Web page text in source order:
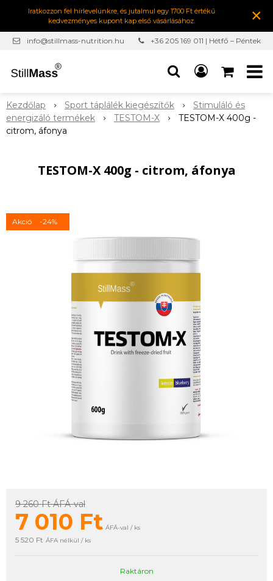
Iratkozzon fel hírlevelünkre, és jutalmul egy 1700 Ft értékű
kedvezményes kupont kap első vásárlásához.
×
info@stillmass-nutrition.hu
+36 205 169 011 | Hétfő – Péntek
Kezdőlap Sport táplálék kiegészítők
Stimuláló és
energizáló termékek
TESTOM-X
TESTOM-X 400g -
citrom, áfonya
TESTOM-X 400g - citrom, áfonya
Akció -24%
9 260 FtÁFÁ-val
7 010 Ft ÁFÁ-val / ks
5 520 Ft ÁFA nélkül / ks
Raktáron